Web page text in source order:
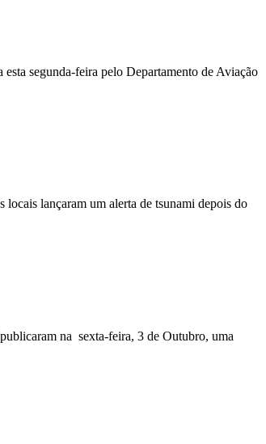
segunda-feira pelo Departamento de Aviação
lançaram um alerta de tsunami depois do
na sexta-feira, 3 de Outubro, uma